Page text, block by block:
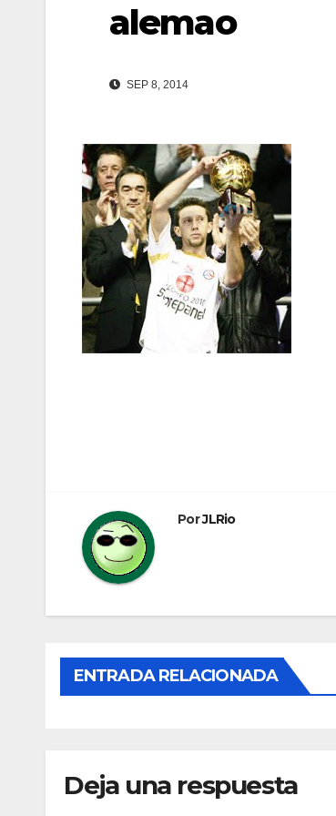
alemao
SEP 8, 2014
entradas
PorJLRio
ENTRADA RELACIONADA
Deja una respuesta